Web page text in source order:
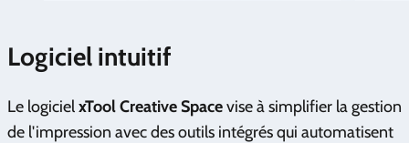
Logiciel intuitif
Le logicielxTool Creative Spacevise à simplifier la gestion
de l'impression avec des outils intégrés qui automatisent